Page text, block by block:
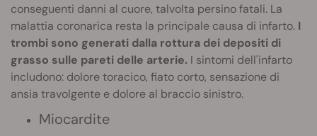
conseguenti danni al cuore, talvolta persino fatali. La
malattia coronarica resta la principale causa di infarto. I
trombi sono generati dalla rottura dei depositi di
grasso sulle pareti delle arterie. I sintomi dell'infarto
includono: dolore toracico, fiato corto, sensazione di
ansia travolgente e dolore al braccio sinistro.
Miocardite